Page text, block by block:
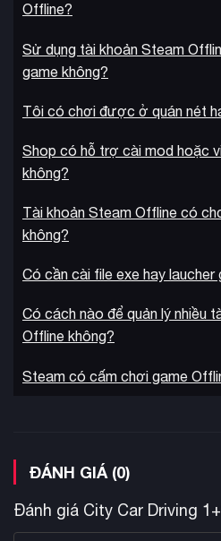
Offline?
Sử dụng tài khoản Steam
game không?
Tôi có chơi được ở quán nét
Shop có hỗ trợ cài mod hoặc
không?
Tài khoản Steam Offline có
không?
Có cần cài file exe hay laucher
Có cách nào để quản lý nhiều
Offline không?
Steam có cấm chơi game
ĐÁNH GIÁ (0)
Đánh giá City Car Driving